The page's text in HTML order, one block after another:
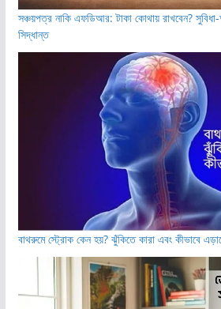
সঞ্চয়পত্র নাকি এফডিআর: টাকা কোথায় রাখবেন?
সিদ্ধান্ত
বাথরুমে স্ট্রোক কেন হয়? ঝুঁকিতে কারা এবং কীভাবে